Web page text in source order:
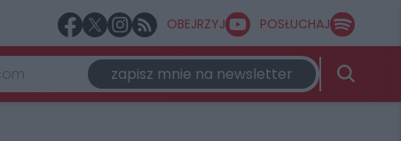
OBEJRZYJ POSŁUCHAJ
zapisz mnie na newsletter